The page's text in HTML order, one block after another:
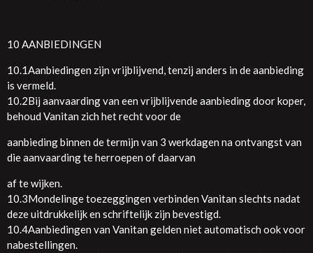
10 AANBIEDINGEN
10.1Aanbiedingen zijn vrijblijvend, tenzij anders in de aanbieding
is vermeld.
10.2Bij aanvaarding van een vrijblijvende aanbieding door koper,
behoud Vanitan zich het recht voor de
aanbieding binnen de termijn van 3 werkdagen na ontvangst van
die aanvaarding te herroepen of daarvan
af te wijken.
10.3Mondelinge toezeggingen verbinden Vanitan slechts nadat
deze uitdrukkelijk en schriftelijk zijn bevestigd.
10.4Aanbiedingen van Vanitan gelden niet automatisch ook voor
nabestellingen.